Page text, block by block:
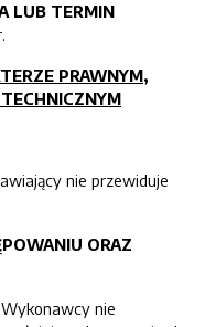
LUB TERMIN
PRAWNYM,
nie przewiduje
ORAZ
nie